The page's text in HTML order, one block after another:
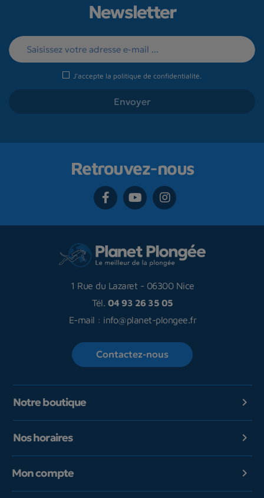
Newsletter
J'accepte la politique de confidentialité
Retrouvez-nous
1 Rue du Lazaret - 06300 Nice
Tél. 04 93 26 35 05
E-mail : info@planet-plongee.fr
Contactez-nous
Notre boutique 
Nos horaires 
Mon compte 